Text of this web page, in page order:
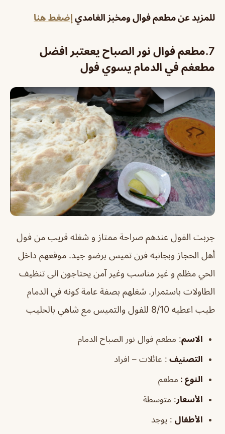
للمزيد عن مطعم فوال ومخبز الغامدي إضغط هنا
7.مطعم فوال نور الصباح يععتبر افضل
مطعغم في الدمام يسوي فول
جربت الفول عندهم صراحة ممتاز و شغله قريب من فول
أهل الحجاز وبجانبه فرن تميس برضو جيد. موقعهم داخل
الحي مظلم و غير مناسب وغير آمن يحتاجون الى تنظيف
الطاولات باستمرار. شغلهم بصفة عامة كونه في الدمام
طيب اعطيه 8/10 للفول والتميس مع شاهي بالحليب
الاسم: مطعم فوال نور الصباح الدمام
التصنيف : عائلات – افراد
النوع : مطعم
الأسعار: متوسطة
الأطفال : يوجد